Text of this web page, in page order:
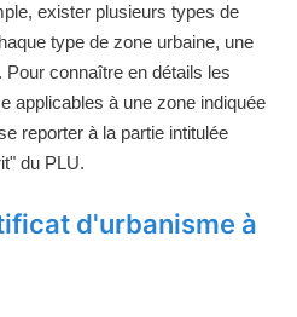
exister plusieurs types de
type de zone urbaine, une
connaître en détails les
applicables à une zone indiquée
reporter à la partie intitulée
du PLU.
d'urbanisme à